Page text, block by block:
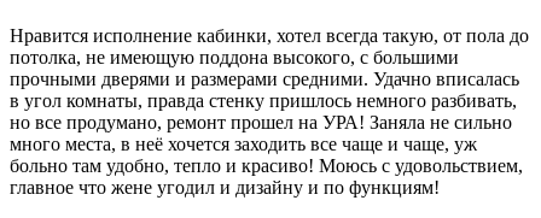
Нравится исполнение кабинки, хотел всегда такую, от пола до
потолка, не имеющую поддона высокого, с большими
прочными дверями и размерами средними. Удачно вписалась
в угол комнаты, правда стенку пришлось немного разбивать,
но все продумано, ремонт прошел на УРА! Заняла не сильно
много места, в неё хочется заходить все чаще и чаще, уж
больно там удобно, тепло и красиво! Моюсь с удовольствием,
главное что жене угодил и дизайну и по функциям!